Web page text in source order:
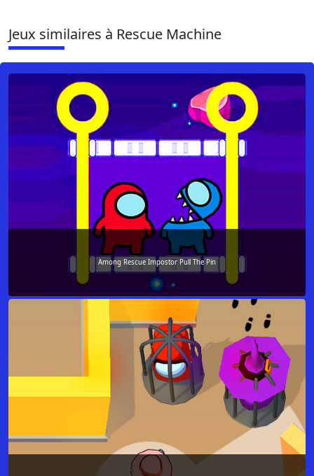
Jeux similaires à Rescue Machine
Among Rescue Impostor Pull The Pin